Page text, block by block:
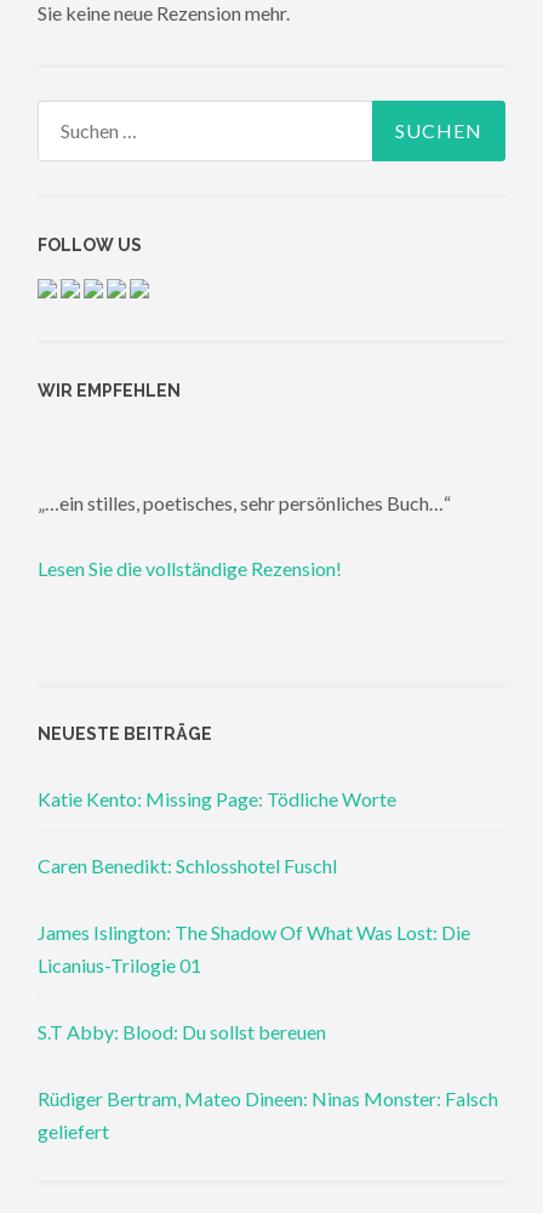
Sie keine neue Rezension mehr.
FOLLOW US
WIR EMPFEHLEN
„…ein stilles, poetisches, sehr persönliches Buch…“
Lesen Sie die vollständige Rezension!
NEUESTE BEITRÄGE
Katie Kento: Missing Page: Tödliche Worte
Caren Benedikt: Schlosshotel Fuschl
James Islington: The Shadow Of What Was Lost: Die
Licanius-Trilogie 01
S.T Abby: Blood: Du sollst bereuen
Rüdiger Bertram, Mateo Dineen: Ninas Monster: Falsch
geliefert